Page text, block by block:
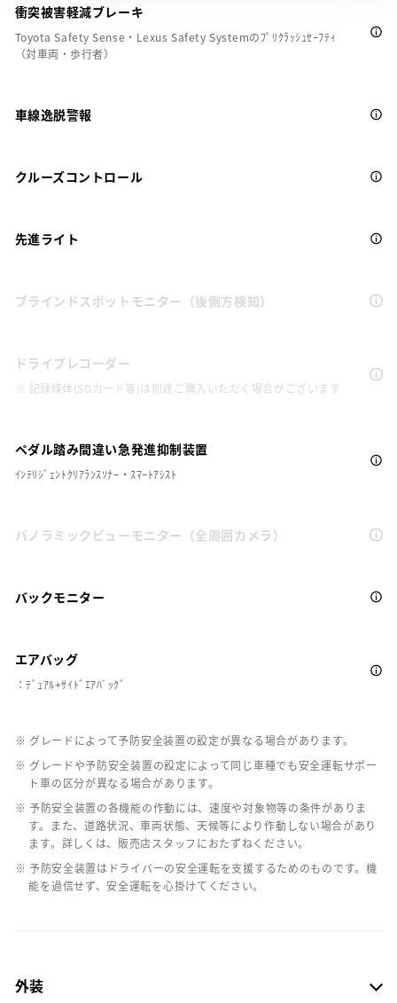
衝突被害軽減ブレーキ
Toyota Safety Sense・Lexus Safety Systemのﾌﾟﾘｸﾗｯｼｭｾｰﾌﾃｨ
（対車両・歩行者）
車線逸脱警報
クルーズコントロール
先進ライト
ブラインドスポットモニター（後側方検知）
ドライブレコーダー
※ 記録媒体(SDカード等)は別途ご購入いただく場合がございます
ペダル踏み間違い急発進抑制装置
ｲﾝﾃﾘｼﾞｪﾝﾄｸﾘｱﾗﾝｽｿﾅｰ・ｽﾏｰﾄｱｼｽﾄ
パノラミックビューモニター（全周囲カメラ）
バックモニター
エアバッグ
：ﾃﾞｭｱﾙ+ｻｲﾄﾞｴｱﾊﾞｯｸﾞ
※ グレードによって予防安全装置の設定が異なる場合があります。
※ グレードや予防安全装置の設定によって同じ車種でも安全運転サポー
ト車の区分が異なる場合があります。
※ 予防安全装置の各機能の作動には、速度や対象物等の条件がありま
す。また、道路状況、車両状態、天候等により作動しない場合があり
ます。詳しくは、販売店スタッフにおたずねください。
※ 予防安全装置はドライバーの安全運転を支援するためのものです。機
能を過信せず、安全運転を心掛けてください。
外装